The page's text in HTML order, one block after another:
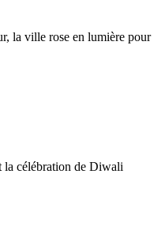
la ville rose en lumière pour
la célébration de Diwali